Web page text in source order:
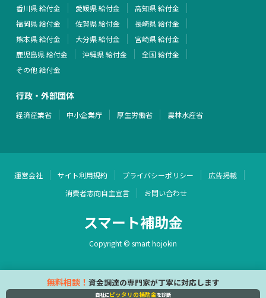
香川県 給付金
愛媛県 給付金
高知県 給付金
福岡県 給付金
佐賀県 給付金
長崎県 給付金
熊本県 給付金
大分県 給付金
宮崎県 給付金
鹿児島県 給付金
沖縄県 給付金
全国 給付金
その他 給付金
行政・外部団体
経済産業省 中小企業庁 厚生労働省 農林水産省
運営会社 サイト利用規約 プライバシーポリシー
広告掲載
消費者志向自主宣言
お問い合わせ
スマート補助金
Copyright © smart hojokin
無料相談！ 資金調達の専門家が丁寧に対応します
自社にピッタリの補助金を診断